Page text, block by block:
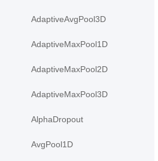
AdaptiveAvgPool3D
AdaptiveMaxPool1D
AdaptiveMaxPool2D
AdaptiveMaxPool3D
AlphaDropout
AvgPool1D